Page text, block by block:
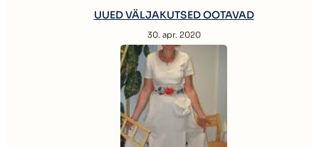
UUED VÄLJAKUTSED OOTAVAD
30. apr. 2020